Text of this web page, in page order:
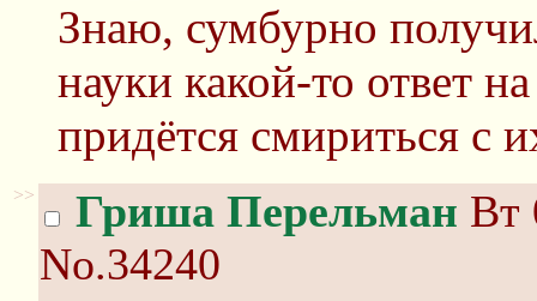
Знаю, сумбурно
науки какой-то ответ
придётся смириться с
>> Гриша Перельман Вт
No.34240